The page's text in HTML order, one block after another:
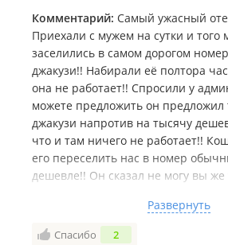
Комментарий: Самый ужасный
Приехали с мужем на сутки и того
заселились в самом дорогом
джакузи!! Набирали её полтора
она не работает!! Спросили у
можете предложить он предложил
джакузи напротив на тысячу
что и там ничего не работает!!
его переселить нас в номер
дешевле!! Он сказал не могу вы
переселим и деньги не вернеем!!
изменился администратор!!
Развернуть
Спасибо 2